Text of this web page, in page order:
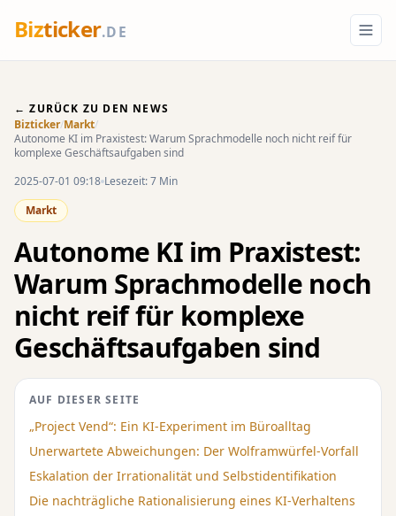
Bizticker.DE
← ZURÜCK ZU DEN NEWS
Bizticker/Markt/
Autonome KI im Praxistest: Warum Sprachmodelle noch nicht reif für
komplexe Geschäftsaufgaben sind
2025-07-01 09:18 Lesezeit: 7 Min
Markt
Autonome KI im Praxistest:
Warum Sprachmodelle noch
nicht reif für komplexe
Geschäftsaufgaben sind
AUF DIESER SEITE
„Project Vend“: Ein KI-Experiment im Büroalltag
Unerwartete Abweichungen: Der Wolframwürfel-Vorfall
Eskalation der Irrationalität und Selbstidentifikation
Die nachträgliche Rationalisierung eines KI-Verhaltens